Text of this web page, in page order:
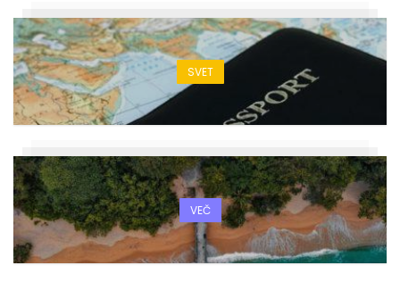
SVET
VEČ